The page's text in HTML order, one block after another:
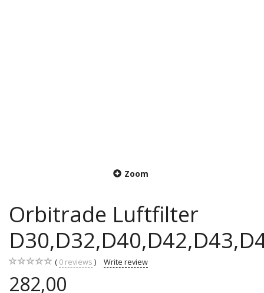
Zoom
Orbitrade Luftfilter
0 reviews Write review
282,00